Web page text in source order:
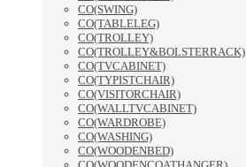
CO(SWING)
CO(TABLELEG)
CO(TROLLEY)
CO(TROLLEY&BOLSTERRACK)
CO(TVCABINET)
CO(TYPISTCHAIR)
CO(VISITORCHAIR)
CO(WALLTVCABINET)
CO(WARDROBE)
CO(WASHING)
CO(WOODENBED)